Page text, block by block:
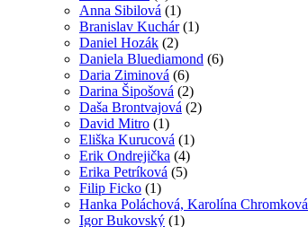
Anna Sibilová (1)
Branislav Kuchár(1)
Daniel Hozák (2)
Daniela Bluediamond (6)
Daria Ziminová (6)
Darina Šipošová (2)
Daša Brontvajová (2)
David Mitro (1)
Eliška Kurucová (1)
Erik Ondrejička (4)
Erika Petríková (5)
Filip Ficko (1)
Hanka Poláchová, Karolína Chromková
Igor Bukovský (1)